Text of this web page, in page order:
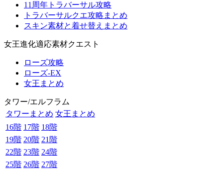
11周年トラバーサル攻略
トラバーサルクエ攻略まとめ
スキン素材と着せ替えまとめ
女王進化適応素材クエスト
ローズ攻略
ローズ-EX
女王まとめ
タワー/エルフラム
タワーまとめ 女王まとめ
16階 17階 18階
19階 20階 21階
22階 23階 24階
25階 26階 27階